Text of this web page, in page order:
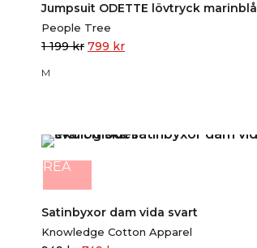
Jumpsuit ODETTE lövtryck marinblå
People Tree
1 199kr 799 kr
M
REA
Satinbyxor dam vida svart
Knowledge Cotton Apparel